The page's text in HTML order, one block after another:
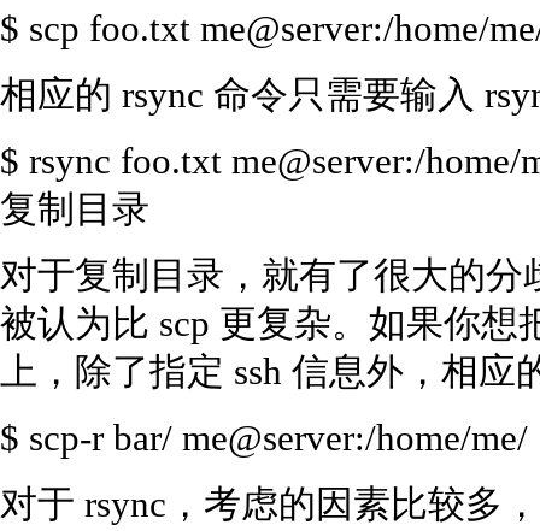
$ scp foo.txt me@server:/home/
相应的 rsync 命令只需要输入
$ rsync foo.txt me@server:/home/
复制目录
对于复制目录，就有了很大的分
被认为比 scp 更复杂。如果你想
上，除了指定 ssh 信息外，相应
$ scp-r bar/ me@server:/home/me/
对于 rsync，考虑的因素比较多